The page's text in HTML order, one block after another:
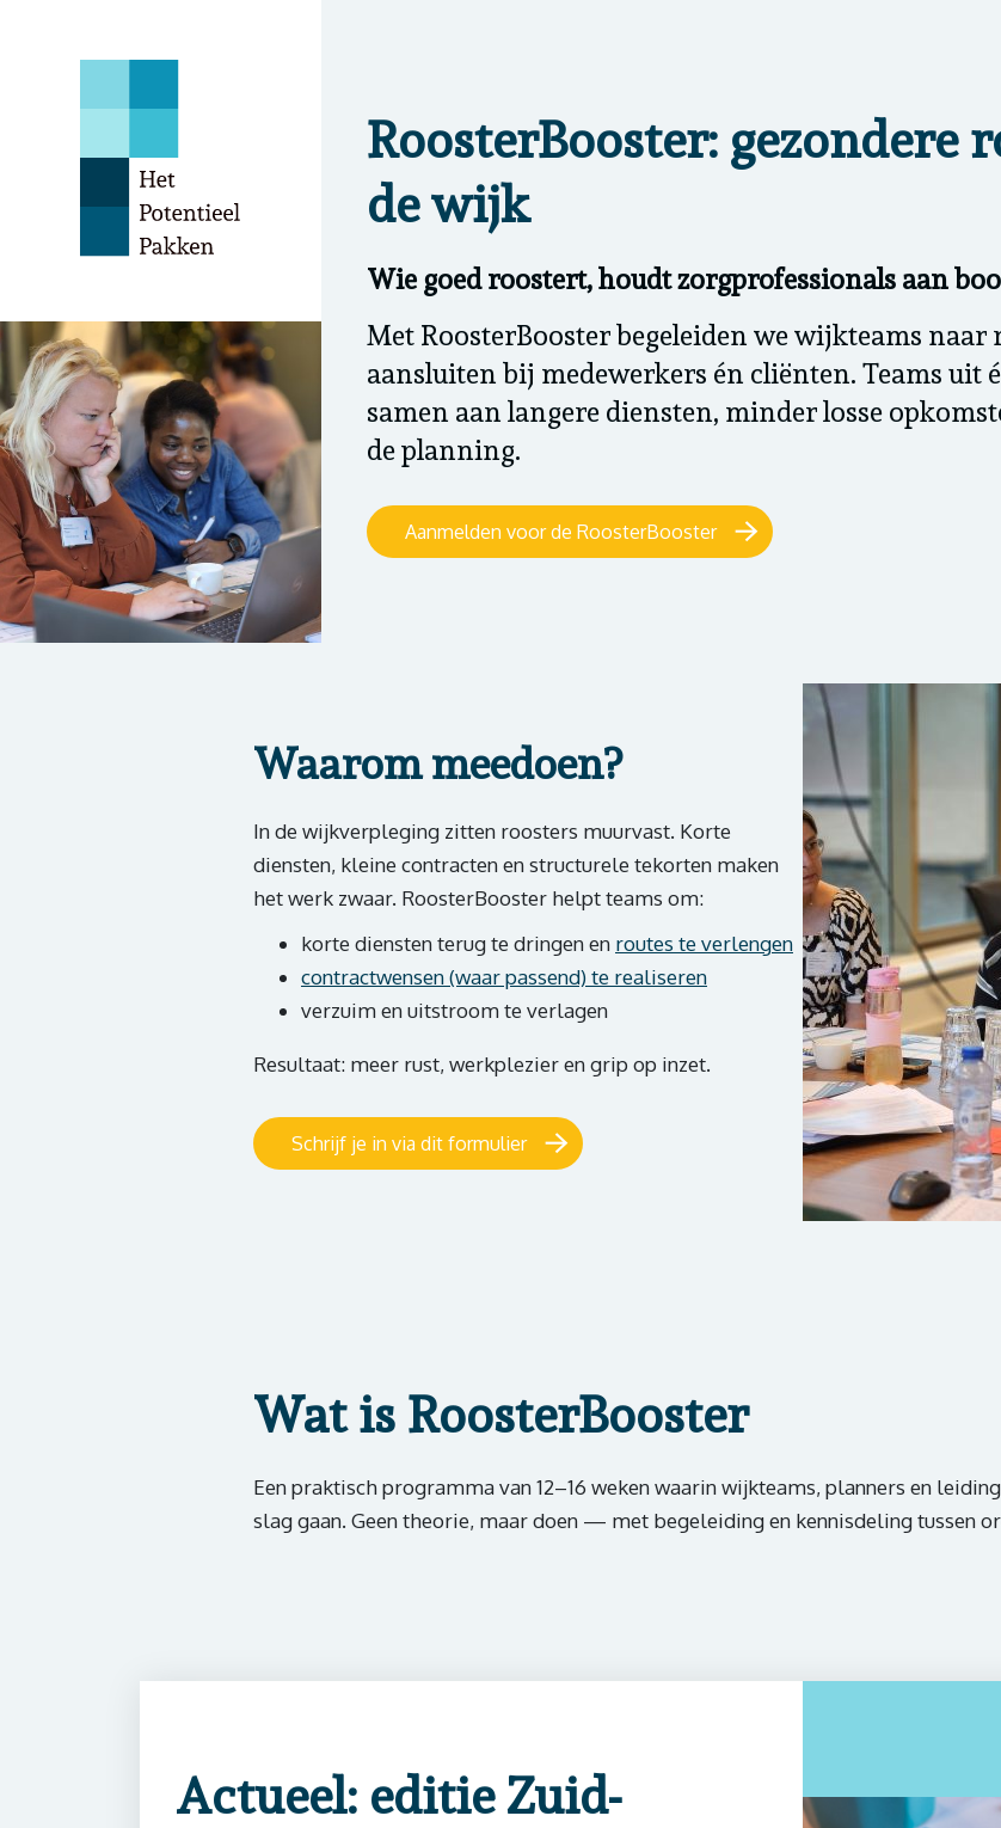
RoosterBooster: gezondere
de wijk
Wie goed roostert, houdt zorgprofessionals aan
Met RoosterBooster begeleiden we wijkteams naar
aansluiten bij medewerkers én cliënten. Teams uit
samen aan langere diensten, minder losse
de planning.
Aanmelden voor de RoosterBooster
Waarom meedoen?
In de wijkverpleging zitten roosters muurvast. Korte
diensten, kleine contracten en structurele tekorten maken
het werk zwaar. RoosterBooster helpt teams om:
korte diensten terug te dringen en routes te verlengen
contractwensen (waar passend) te realiseren
verzuim en uitstroom te verlagen
Resultaat: meer rust, werkplezier en grip op inzet.
Schrijf je in via dit formulier
Wat is RoosterBooster
Een praktisch programma van 12–16 weken waarin wijkteams, planners en
slag gaan. Geen theorie, maar doen — met begeleiding en kennisdeling tussen
Actueel: editie Zuid-